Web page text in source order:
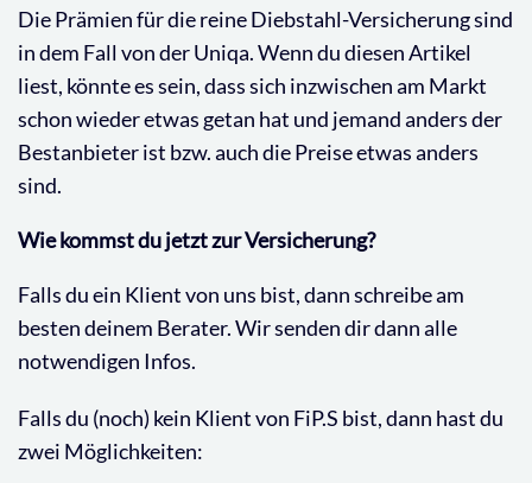
Die Prämien für die reine Diebstahl-Versicherung sind
in dem Fall von der Uniqa. Wenn du diesen Artikel
liest, könnte es sein, dass sich inzwischen am Markt
schon wieder etwas getan hat und jemand anders der
Bestanbieter ist bzw. auch die Preise etwas anders
sind.
Wie kommst du jetzt zur Versicherung?
Falls du ein Klient von uns bist, dann schreibe am
besten deinem Berater. Wir senden dir dann alle
notwendigen Infos.
Falls du (noch) kein Klient von FiP.S bist, dann hast du
zwei Möglichkeiten: